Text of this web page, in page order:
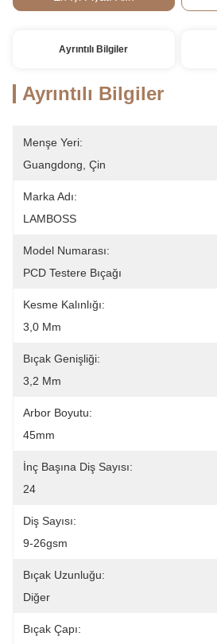
Ayrıntılı Bilgiler
Ayrıntılı Bilgiler
Menşe Yeri:
Guangdong, Çin
Marka Adı:
LAMBOSS
Model Numarası:
PCD Testere Bıçağı
Kesme Kalınlığı:
3,0 Mm
Bıçak Genişliği:
3,2 Mm
Arbor Boyutu:
45mm
İnç Başına Diş Sayısı:
24
Diş Sayısı:
9-26gsm
Bıçak Uzunluğu:
Diğer
Bıçak Çapı: